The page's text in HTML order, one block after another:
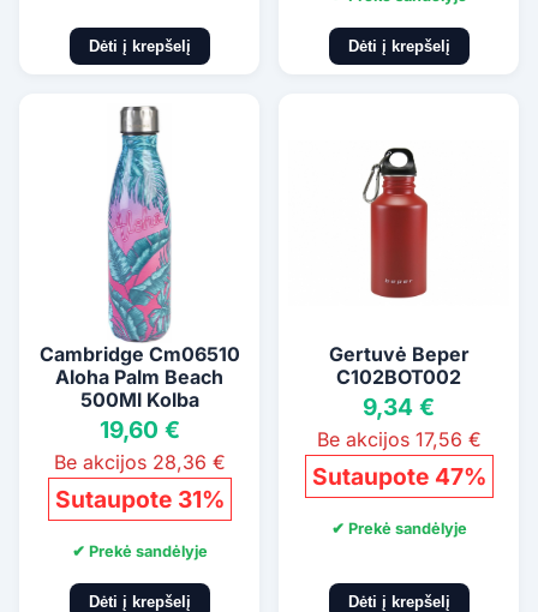
Dėti į krepšelį Dėti į krepšelį
Cambridge Cm06510
Aloha Palm Beach
500Ml Kolba
19,60 €
Be akcijos 28,36 €
Sutaupote 31%
✔ Prekė sandėlyje
Dėti į krepšelį
Gertuvė Beper
C102BOT002
9,34 €
Be akcijos 17,56 €
Sutaupote 47%
✔ Prekė sandėlyje
Dėti į krepšelį